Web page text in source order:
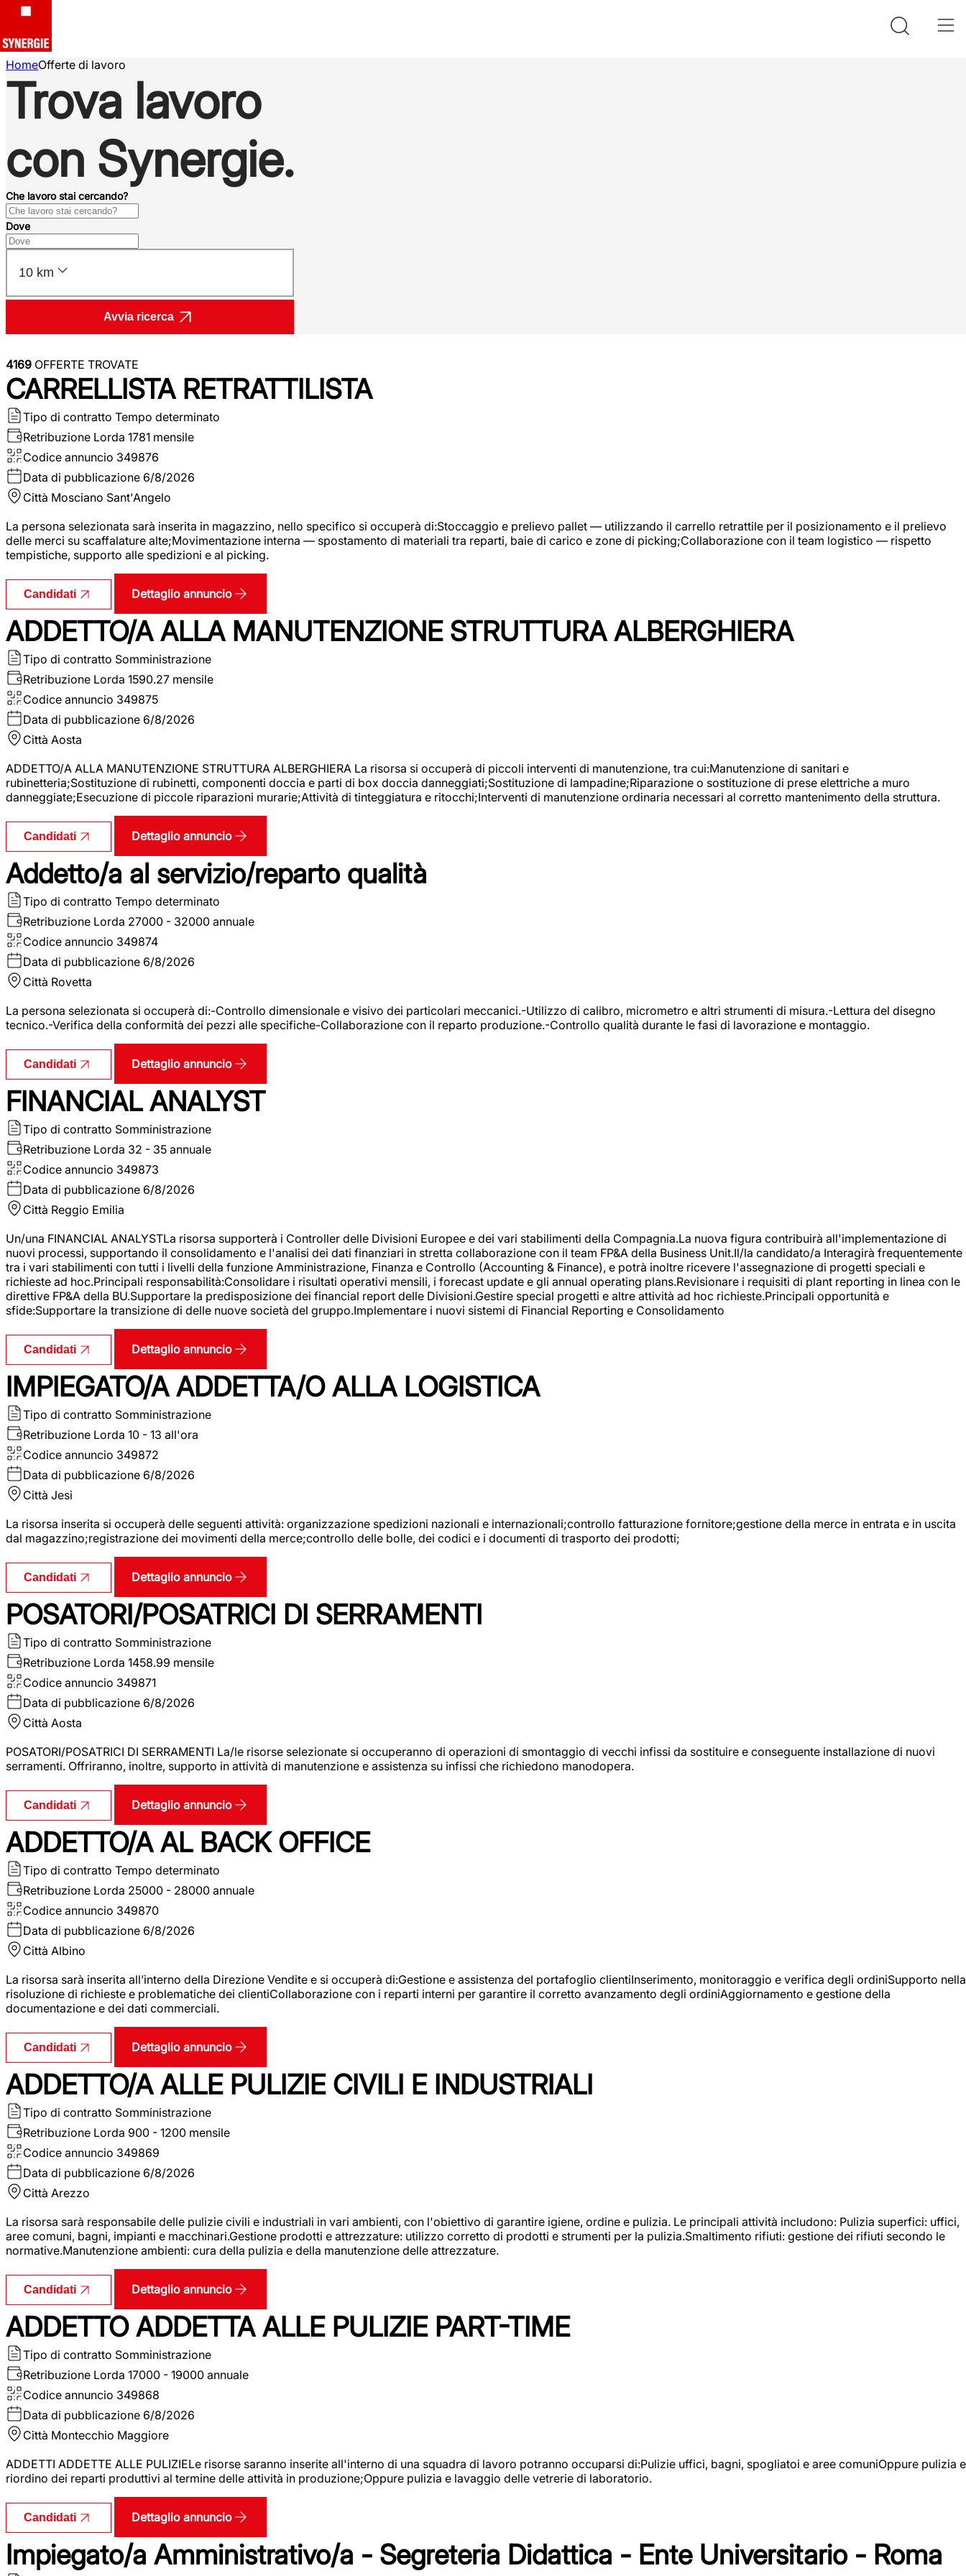
HomeOfferte di lavoro
Trova lavoro
con Synergie.
Che lavoro stai cercando?
Dove
10 km
Avvia ricerca
4169 OFFERTE TROVATE
CARRELLISTA RETRATTILISTA
Tipo di contratto Tempo determinato
Retribuzione Lorda 1781 mensile
Codice annuncio 349876
Data di pubblicazione 6/8/2026
Città Mosciano Sant'Angelo
La persona selezionata sarà inserita in magazzino, nello specifico si occuperà di:Stoccaggio e prelievo pallet — utilizzando il carrello retrattile per il posizionamento e il prelievo
delle merci su scaffalature alte;Movimentazione interna — spostamento di materiali tra reparti, baie di carico e zone di picking;Collaborazione con il team logistico — rispetto
tempistiche, supporto alle spedizioni e al picking.
Candidati Dettaglio annuncio
ADDETTO/A ALLA MANUTENZIONE STRUTTURA ALBERGHIERA
Tipo di contratto Somministrazione
Retribuzione Lorda 1590.27 mensile
Codice annuncio 349875
Data di pubblicazione 6/8/2026
Città Aosta
ADDETTO/A ALLA MANUTENZIONE STRUTTURA ALBERGHIERA La risorsa si occuperà di piccoli interventi di manutenzione, tra cui:Manutenzione di sanitari e
rubinetteria;Sostituzione di rubinetti, componenti doccia e parti di box doccia danneggiati;Sostituzione di lampadine;Riparazione o sostituzione di prese elettriche a muro
danneggiate;Esecuzione di piccole riparazioni murarie;Attività di tinteggiatura e ritocchi;Interventi di manutenzione ordinaria necessari al corretto mantenimento della struttura.
Candidati Dettaglio annuncio
Addetto/a al servizio/reparto qualità
Tipo di contratto Tempo determinato
Retribuzione Lorda 27000 - 32000 annuale
Codice annuncio 349874
Data di pubblicazione 6/8/2026
Città Rovetta
La persona selezionata si occuperà di:-Controllo dimensionale e visivo dei particolari meccanici.-Utilizzo di calibro, micrometro e altri strumenti di misura.-Lettura del disegno
tecnico.-Verifica della conformità dei pezzi alle specifiche-Collaborazione con il reparto produzione.-Controllo qualità durante le fasi di lavorazione e montaggio.
Candidati Dettaglio annuncio
FINANCIAL ANALYST
Tipo di contratto Somministrazione
Retribuzione Lorda 32 - 35 annuale
Codice annuncio 349873
Data di pubblicazione 6/8/2026
Città Reggio Emilia
Un/una FINANCIAL ANALYSTLa risorsa supporterà i Controller delle Divisioni Europee e dei vari stabilimenti della Compagnia.La nuova figura contribuirà all'implementazione di
nuovi processi, supportando il consolidamento e l'analisi dei dati finanziari in stretta collaborazione con il team FP&A della Business Unit.Il/la candidato/a Interagirà frequentemente
tra i vari stabilimenti con tutti i livelli della funzione Amministrazione, Finanza e Controllo (Accounting & Finance), e potrà inoltre ricevere l'assegnazione di progetti speciali e
richieste ad hoc.Principali responsabilità:Consolidare i risultati operativi mensili, i forecast update e gli annual operating plans.Revisionare i requisiti di plant reporting in linea con le
direttive FP&A della BU.Supportare la predisposizione dei financial report delle Divisioni.Gestire special progetti e altre attività ad hoc richieste.Principali opportunità e
sfide:Supportare la transizione di delle nuove società del gruppo.Implementare i nuovi sistemi di Financial Reporting e Consolidamento
Candidati Dettaglio annuncio
IMPIEGATO/A ADDETTA/O ALLA LOGISTICA
Tipo di contratto Somministrazione
Retribuzione Lorda 10 - 13 all'ora
Codice annuncio 349872
Data di pubblicazione 6/8/2026
Città Jesi
La risorsa inserita si occuperà delle seguenti attività: organizzazione spedizioni nazionali e internazionali;controllo fatturazione fornitore;gestione della merce in entrata e in uscita
dal magazzino;registrazione dei movimenti della merce;controllo delle bolle, dei codici e i documenti di trasporto dei prodotti;
Candidati Dettaglio annuncio
POSATORI/POSATRICI DI SERRAMENTI
Tipo di contratto Somministrazione
Retribuzione Lorda 1458.99 mensile
Codice annuncio 349871
Data di pubblicazione 6/8/2026
Città Aosta
POSATORI/POSATRICI DI SERRAMENTI La/le risorse selezionate si occuperanno di operazioni di smontaggio di vecchi infissi da sostituire e conseguente installazione di nuovi
serramenti. Offriranno, inoltre, supporto in attività di manutenzione e assistenza su infissi che richiedono manodopera.
Candidati Dettaglio annuncio
ADDETTO/A AL BACK OFFICE
Tipo di contratto Tempo determinato
Retribuzione Lorda 25000 - 28000 annuale
Codice annuncio 349870
Data di pubblicazione 6/8/2026
Città Albino
La risorsa sarà inserita all’interno della Direzione Vendite e si occuperà di:Gestione e assistenza del portafoglio clientiInserimento, monitoraggio e verifica degli ordiniSupporto nella
risoluzione di richieste e problematiche dei clientiCollaborazione con i reparti interni per garantire il corretto avanzamento degli ordiniAggiornamento e gestione della
documentazione e dei dati commerciali.
Candidati Dettaglio annuncio
ADDETTO/A ALLE PULIZIE CIVILI E INDUSTRIALI
Tipo di contratto Somministrazione
Retribuzione Lorda 900 - 1200 mensile
Codice annuncio 349869
Data di pubblicazione 6/8/2026
Città Arezzo
La risorsa sarà responsabile delle pulizie civili e industriali in vari ambienti, con l'obiettivo di garantire igiene, ordine e pulizia. Le principali attività includono: Pulizia superfici: uffici,
aree comuni, bagni, impianti e macchinari.Gestione prodotti e attrezzature: utilizzo corretto di prodotti e strumenti per la pulizia.Smaltimento rifiuti: gestione dei rifiuti secondo le
normative.Manutenzione ambienti: cura della pulizia e della manutenzione delle attrezzature.
Candidati Dettaglio annuncio
ADDETTO ADDETTA ALLE PULIZIE PART-TIME
Tipo di contratto Somministrazione
Retribuzione Lorda 17000 - 19000 annuale
Codice annuncio 349868
Data di pubblicazione 6/8/2026
Città Montecchio Maggiore
ADDETTI ADDETTE ALLE PULIZIELe risorse saranno inserite all'interno di una squadra di lavoro potranno occuparsi di:Pulizie uffici, bagni, spogliatoi e aree comuniOppure pulizia e
riordino dei reparti produttivi al termine delle attività in produzione;Oppure pulizia e lavaggio delle vetrerie di laboratorio.
Candidati Dettaglio annuncio
Impiegato/a Amministrativo/a - Segreteria Didattica - Ente Universitario - Roma